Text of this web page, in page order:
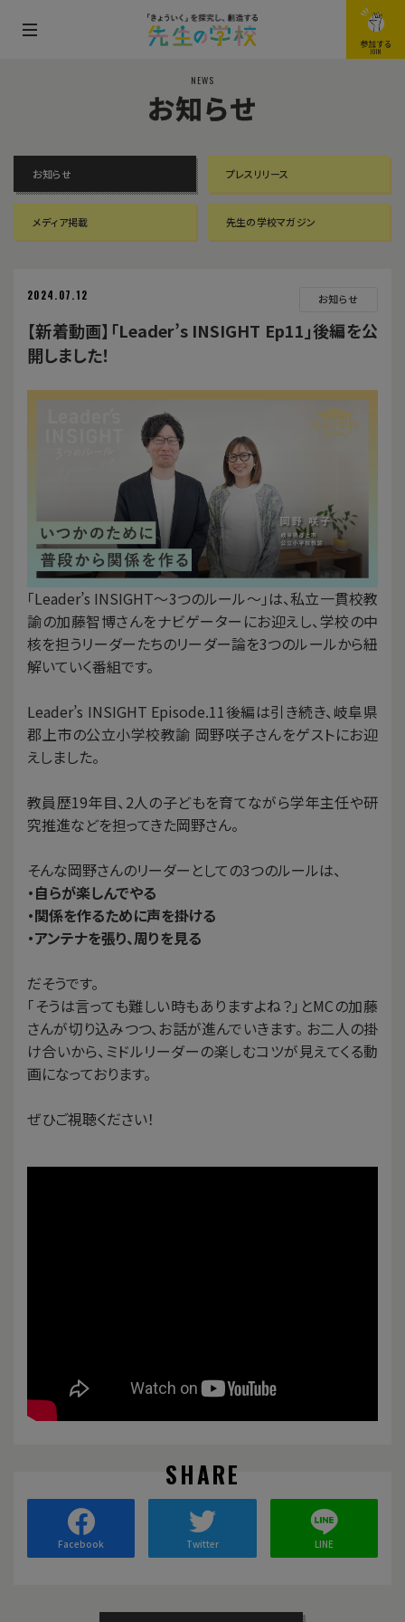
メ
開
閉
す
る
参加する
JOIN
NEWS
お知らせ
お知らせ プレスリリース
メディア掲載 先生の学校マガジン
2024.07.12 お知らせ
【新着動画】「Leader’s INSIGHT Ep11」後編を公
開しました！
「Leader’s INSIGHT〜3つのルール〜」は、私立一貫校教
諭の加藤智博さんをナビゲーターにお迎えし、学校の中
核を担うリーダーたちのリーダー論を3つのルールから紐
解いていく番組です。
Leader’s INSIGHT Episode.11後編は引き続き、岐阜県
郡上市の公立小学校教諭 岡野咲子さんをゲストにお迎
えしました。
教員歴19年目、2人の子どもを育てながら学年主任や研
究推進などを担ってきた岡野さん。
そんな岡野さんのリーダーとしての3つのルールは、
・自らが楽しんでやる
・関係を作るために声を掛ける
・アンテナを張り、周りを見る
だそうです。
「そうは言っても難しい時もありますよね？」とMCの加藤
さんが切り込みつつ、お話が進んでいきます。 お二人の掛
け合いから、ミドルリーダーの楽しむコツが見えてくる動
画になっております。
ぜひご視聴ください！
SHARE
Facebook Twitter LINE